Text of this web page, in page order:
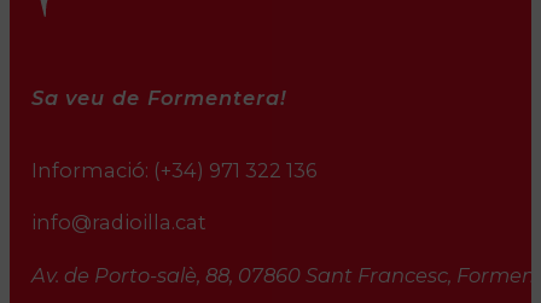
Sa veu de Formentera!
Informació: (+34) 971 322 136
info@radioilla.cat
Av. de Porto-salè, 88, 07860 Sant Francesc,